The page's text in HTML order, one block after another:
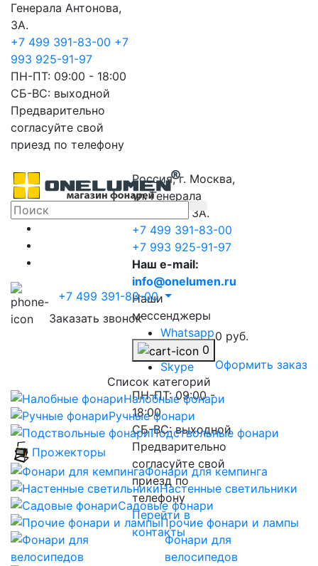
Генерала Антонова,
3А.
+7 499 391-83-00 +7
993 925-91-97
ПН-ПТ: 09:00 - 18:00
СБ-ВС: выходной
Предварительно
согласуйте свой
приезд по телефону
Россия, г. Москва,
ул. Генерала
Антонова, 3А.
+7 499 391-83-00
+7 993 925-91-97
Наш e-mail:
info@onelumen.ru
Наши
мессенджеры
Whatsapp
Telegram
Skype
ПН-ПТ: 09:00 -
18:00
СБ-ВС: выходной
Предварительно
согласуйте свой
приезд по
телефону
Перейти в
контакты
+7 499 391-83-00
Заказать звонок
0
0 руб.
Оформить заказ
Список категорий
Налобные фонари
Ручные фонари
Подствольные фонари
Прожекторы
Фонари для кемпинга
Настенные светильники
Садовые фонари
Прочие фонари и лампы
Фонари для
велосипедов